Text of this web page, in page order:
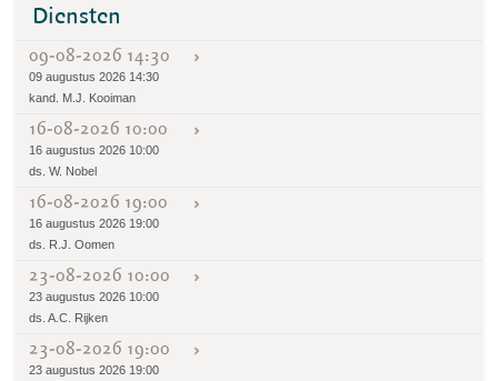
Diensten
09-08-2026 14:30
09 augustus 2026 14:30
kand. M.J. Kooiman
16-08-2026 10:00
16 augustus 2026 10:00
ds. W. Nobel
16-08-2026 19:00
16 augustus 2026 19:00
ds. R.J. Oomen
23-08-2026 10:00
23 augustus 2026 10:00
ds. A.C. Rijken
23-08-2026 19:00
23 augustus 2026 19:00